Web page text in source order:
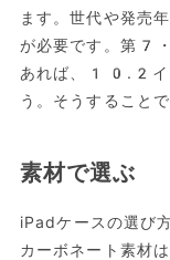
ます。世代や発売
が必要です。第7
あれば、10.2イン
う。そうすること
素材で選ぶ
iPadケースの選び
カーボネート素材